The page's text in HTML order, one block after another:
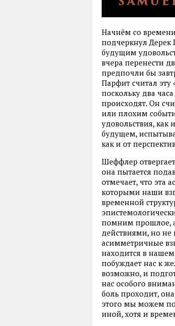
Начнём со
подчеркнул
будущим
вчера перенести
предпочли бы
Парфит считал эту
поскольку два
происходят. Он
или плохим
удовольствия,
будущем,
как и от
Шеффлер
она пытается
отмечает, что эта
которыми наши
временной
помним прошлое,
действиями, но
асимметричные
находится в
побуждает нас к
возможно, и
нас особого
боль проходит,
этого мы можем
иной, хотя и